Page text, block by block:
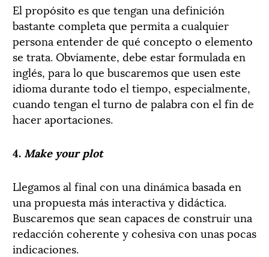
El propósito es que tengan una definición
bastante completa que permita a cualquier
persona entender de qué concepto o elemento
se trata. Obviamente, debe estar formulada en
inglés, para lo que buscaremos que usen este
idioma durante todo el tiempo, especialmente,
cuando tengan el turno de palabra con el fin de
hacer aportaciones.
4. Make your plot
Llegamos al final con una dinámica basada en
una propuesta más interactiva y didáctica.
Buscaremos que sean capaces de construir una
redacción coherente y cohesiva con unas pocas
indicaciones.